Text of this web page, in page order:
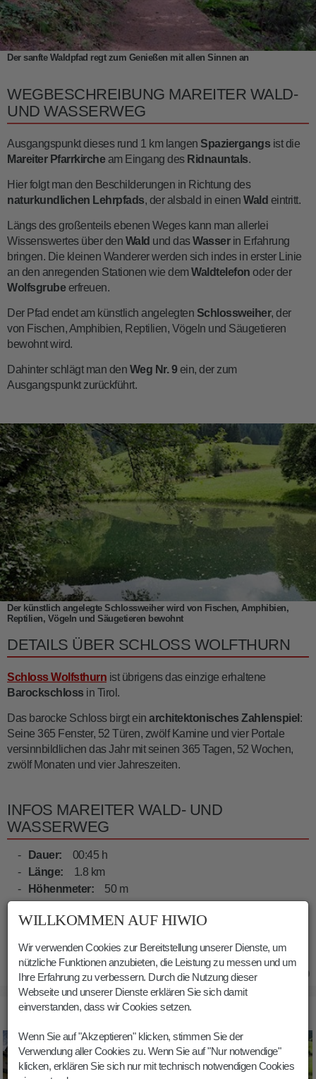
Der sanfte Waldpfad regt zum Genießen mit allen Sinnen an
WEGBESCHREIBUNG MAREITER WALD-
UND WASSERWEG
Ausgangspunkt dieses rund 1 km langen Spaziergangs ist die
Mareiter Pfarrkircheam Eingang des Ridnauntals.
Hier folgt man den Beschilderungen in Richtung des
naturkundlichen Lehrpfads, der alsbald in einen Wald eintritt.
Längs des großenteils ebenen Weges kann man allerlei
Wissenswertes über den Wald und dasWasserin Erfahrung
bringen. Die kleinen Wanderer werden sich indes in erster Linie
an den anregenden Stationen wie demWaldtelefon oder der
Wolfsgrubeerfreuen.
Der Pfad endet am künstlich angelegten Schlossweiher, der
von Fischen, Amphibien, Reptilien, Vögeln und Säugetieren
bewohnt wird.
Dahinter schlägt man den Weg Nr. 9ein, der zum
Ausgangspunkt zurückführt.
Der künstlich angelegte Schlossweiher wird von Fischen, Amphibien,
Reptilien, Vögeln und Säugetieren bewohnt
DETAILS ÜBER SCHLOSS WOLFTHURN
Schloss Wolfsthurn ist übrigens das einzige erhaltene
Barockschloss in Tirol.
Das barocke Schloss birgt ein architektonisches Zahlenspiel :
Seine 365 Fenster, 52 Türen, zwölf Kamine und vier Portale
versinnbildlichen das Jahr mit seinen 365 Tagen, 52 Wochen,
zwölf Monaten und vier Jahreszeiten.
INFOS MAREITER WALD- UND
WASSERWEG
Dauer:
00:45 h
Länge:
1.8 km
Höhenmeter:
50 m
Min. Höhe:
1033 m
BILDER MAREITER WALD- UND WASSERWEG
WILLKOMMEN AUF HIWIO
Wir verwenden Cookies zur Bereitstellung unserer Dienste, um
nützliche Funktionen anzubieten, die Leistung zu messen und um
Ihre Erfahrung zu verbessern. Durch die Nutzung dieser
Webseite und unserer Dienste erklären Sie sich damit
einverstanden, dass wir Cookies setzen.
Wenn Sie auf "Akzeptieren" klicken, stimmen Sie der
Verwendung aller Cookies zu. Wenn Sie auf "Nur notwendige"
klicken, erklären Sie sich nur mit technisch notwendigen Cookies